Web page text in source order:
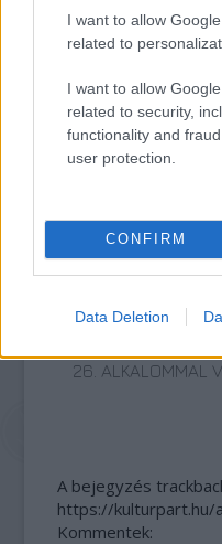
I want to allow
related to
I want to allow
related to security,
functionality and
user protection.
CONFIRM
Data Deletion
26. ALKALOMMAL
A bejegyzés
https://kulturpart.hu/
Kommentek: